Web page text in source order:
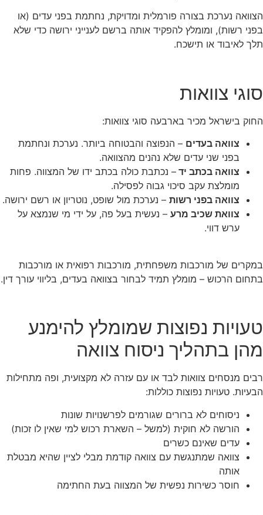
הצוואה נערכת בצורה פורמלית ומדויקת, נחתמת בפני עדים (או
בפני רשות), ומומלץ להפקיד אותה ברשם לענייני ירושה כדי שלא
תלך לאיבוד או תישכח.
סוגי צוואות
החוק בישראל מכיר בארבעה סוגי צוואות:
צוואה בעדים – הנפוצה והבטוחה ביותר. נערכת ונחתמת
בפני שני עדים שלא נהנים מהצוואה.
צוואה בכתב יד – נכתבת כולה בכתב ידו של המצווה. פחות
מומלצת עקב סיכוי גבוה לפסילה.
צוואה בפני רשות – נערכת מול שופט, נוטריון או רשם ירושה.
צוואת שכיב מרע – נעשית בעל פה, על ידי מי שנמצא על
ערש דווי.
במקרים של מורכבות משפחתית, מורכבות רפואית או מורכבות
בתחום הרכוש – מומלץ תמיד לבחור בצוואה בעדים, בליווי עורך דין.
טעויות נפוצות שמומלץ להימנע
מהן בתהליך ניסוח צוואה
רבים מנסחים צוואות לבד או עם עזרה לא מקצועית, ופה מתחילות
הבעיות. טעויות נפוצות כוללות:
ניסוחים לא ברורים שגורמים לפרשנויות שונות
הורשה לא חוקית (למשל – השארת רכוש למי שאין לו זכות)
עדים שאינם כשרים
צוואה שמתנגשת עם צוואה קודמת מבלי לציין שהיא מבטלת
אותה
חוסר כשירות נפשית של המצווה בעת החתימה